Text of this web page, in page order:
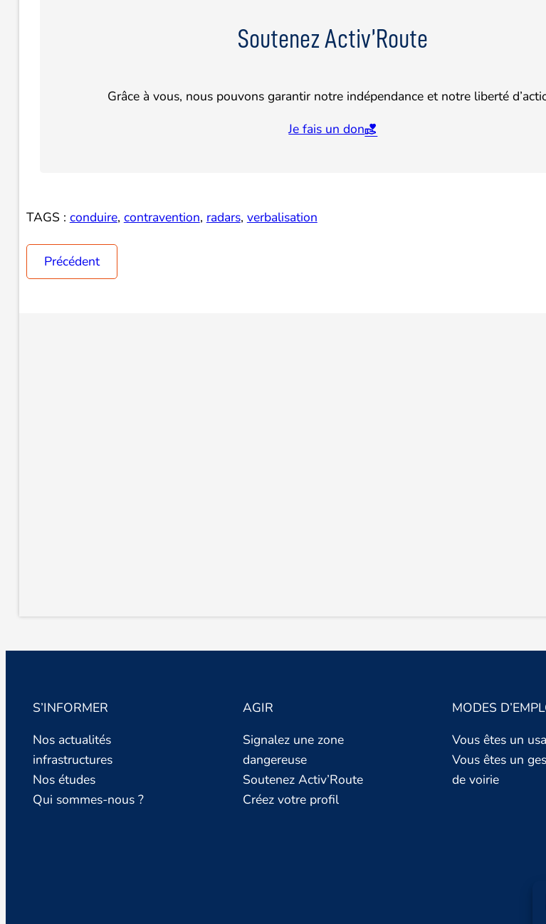
Soutenez Activ’Route
Grâce à vous, nous pouvons garantir notre indépendance et notre liberté
Je fais un don
TAGS : conduire, contravention, radars, verbalisation
Précédent
S’INFORMER
Nos actualités
infrastructures
Nos études
Qui sommes-nous ?
AGIR
Signalez une zone
dangereuse
Soutenez Activ’Route
Créez votre profil
MODES
Vous êtes un
Vous êtes un
de voirie